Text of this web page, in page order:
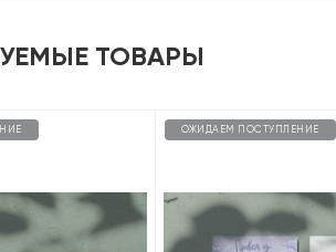
ТОВАРЫ
ОЖИДАЕМ ПОСТУПЛЕНИЕ